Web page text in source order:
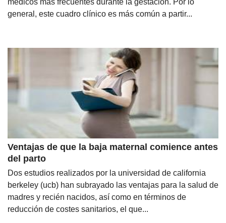
médicos más frecuentes durante la gestación. Por lo
general, este cuadro clínico es más común a partir...
Ventajas de que la baja maternal comience antes
del parto
Dos estudios realizados por la universidad de california
berkeley (ucb) han subrayado las ventajas para la salud de
madres y recién nacidos, así como en términos de
reducción de costes sanitarios, el que...